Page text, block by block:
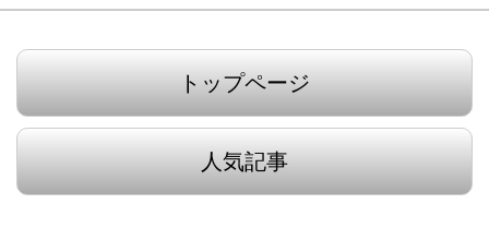
トップページ
人気記事